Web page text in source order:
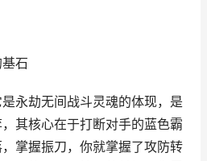
石
永劫无间战斗灵魂的体现，是
其核心在于打断对手的蓝色霸
掌握振刀，你就掌握了攻防转